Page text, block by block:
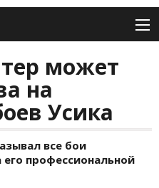
может
на
Усика
все бои
его профессиональной